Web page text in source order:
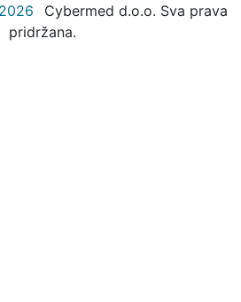
Cybermed d.o.o. Sva prava
pridržana.